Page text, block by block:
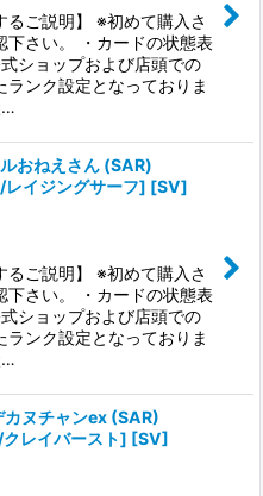
るご説明】 ※初めて購入さ
下さい。 ・カードの状態表
ショップおよび店頭での
ランク設定となっておりま
…
おねえさん (SAR)
イジングサーフ] [SV]
るご説明】 ※初めて購入さ
下さい。 ・カードの状態表
ショップおよび店頭での
ランク設定となっておりま
…
カヌチャンex (SAR)
レイバースト] [SV]